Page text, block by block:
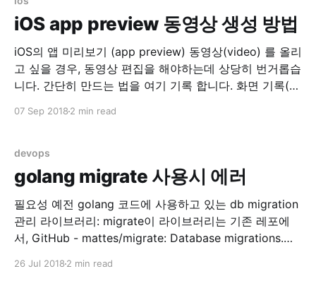
iOS app preview 동영상 생성 방법
iOS의 앱 미리보기 (app preview) 동영상(video) 를 올리
고 싶을 경우, 동영상 편집을 해야하는데 상당히 번거롭습
니다. 간단히 만드는 법을 여기 기록 합니다. 화면 기록(실
설정 > 제어 센터 > 제어 항목 사용자화 위의 메뉴로 들어
07 Sep 2018 2 min read
devops
golang migrate 사용시 에러
필요성 예전 golang 코드에 사용하고 있는 db migration
관리 라이브러리: migrate이 라이브러리는 기존 레포에
서, GitHub - mattes/migrate: Database migrations.
26 Jul 2018 2 min read